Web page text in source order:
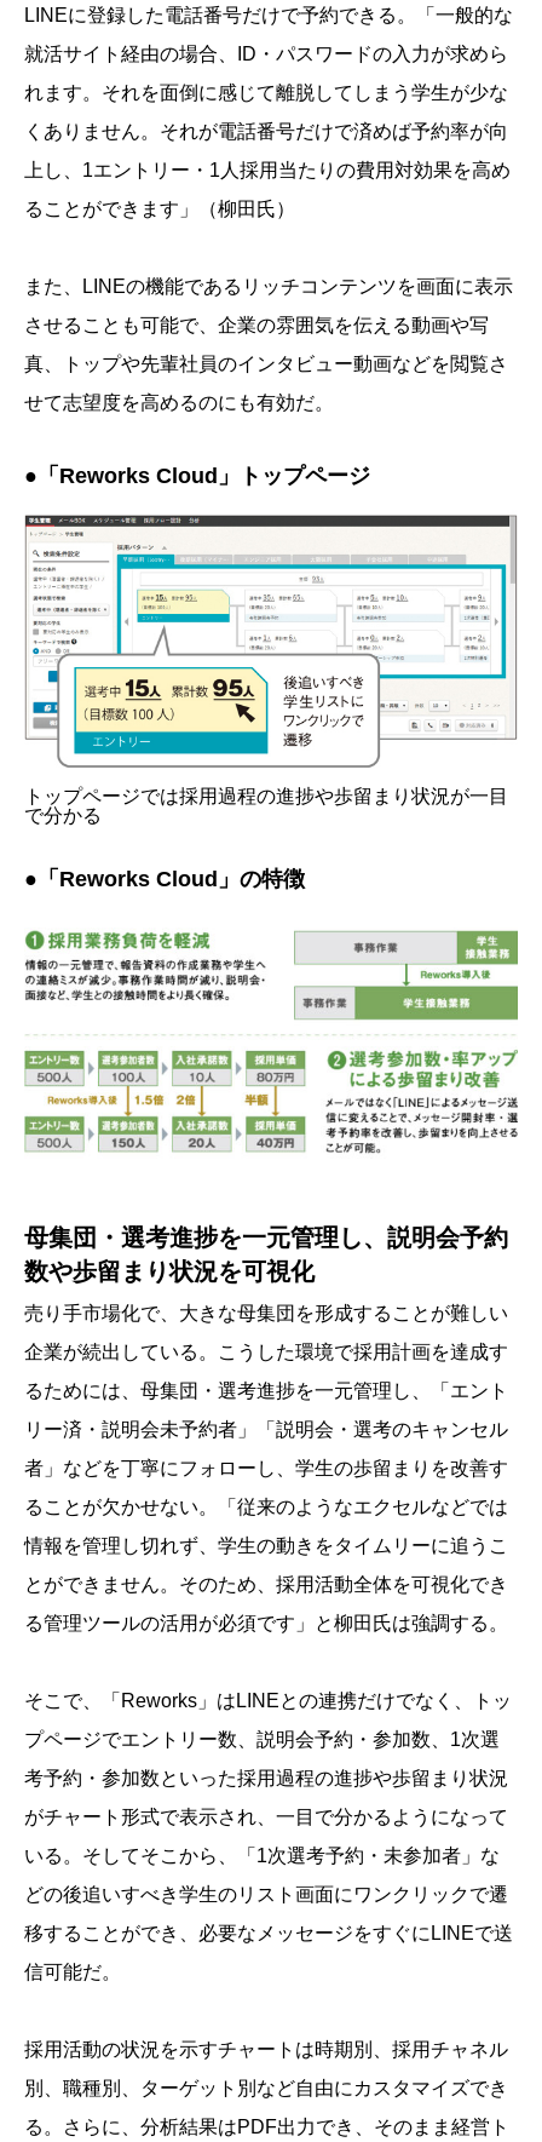
LINEに登録した電話番号だけで予約できる。「一般的な
就活サイト経由の場合、ID・パスワードの入力が求めら
れます。それを面倒に感じて離脱してしまう学生が少な
くありません。それが電話番号だけで済めば予約率が向
上し、1エントリー・1人採用当たりの費用対効果を高め
ることができます」（柳田氏）
また、LINEの機能であるリッチコンテンツを画面に表示
させることも可能で、企業の雰囲気を伝える動画や写
真、トップや先輩社員のインタビュー動画などを閲覧さ
せて志望度を高めるのにも有効だ。
●「Reworks Cloud」トップページ
トップページでは採用過程の進捗や歩留まり状況が一目
で分かる
●「Reworks Cloud」の特徴
母集団・選考進捗を一元管理し、説明会予約
数や歩留まり状況を可視化
売り手市場化で、大きな母集団を形成することが難しい
企業が続出している。こうした環境で採用計画を達成す
るためには、母集団・選考進捗を一元管理し、「エント
リー済・説明会未予約者」「説明会・選考のキャンセル
者」などを丁寧にフォローし、学生の歩留まりを改善す
ることが欠かせない。「従来のようなエクセルなどでは
情報を管理し切れず、学生の動きをタイムリーに追うこ
とができません。そのため、採用活動全体を可視化でき
る管理ツールの活用が必須です」と柳田氏は強調する。
そこで、「Reworks」はLINEとの連携だけでなく、トッ
プページでエントリー数、説明会予約・参加数、1次選
考予約・参加数といった採用過程の進捗や歩留まり状況
がチャート形式で表示され、一目で分かるようになって
いる。そしてそこから、「1次選考予約・未参加者」な
どの後追いすべき学生のリスト画面にワンクリックで遷
移することができ、必要なメッセージをすぐにLINEで送
信可能だ。
採用活動の状況を示すチャートは時期別、採用チャネル
別、職種別、ターゲット別など自由にカスタマイズでき
る。さらに、分析結果はPDF出力でき、そのまま経営ト